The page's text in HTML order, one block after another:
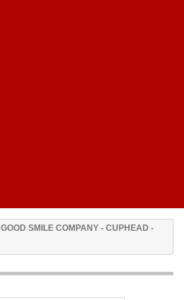
GOOD SMILE COMPANY - CUPHEAD -